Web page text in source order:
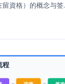
資格）的概念与签